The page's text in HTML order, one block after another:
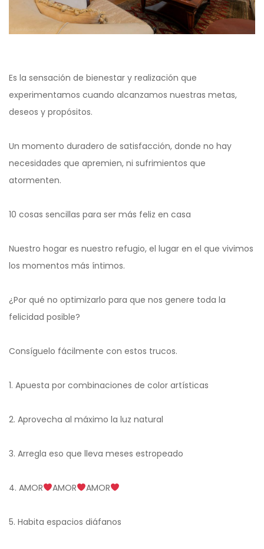
Es la sensación de bienestar y realización que
experimentamos cuando alcanzamos nuestras metas,
deseos y propósitos.
Un momento duradero de satisfacción, donde no hay
necesidades que apremien, ni sufrimientos que
atormenten.
10 cosas sencillas para ser más feliz en casa
Nuestro hogar es nuestro refugio, el lugar en el que vivimos
los momentos más íntimos.
¿Por qué no optimizarlo para que nos genere toda la
felicidad posible?
Consíguelo fácilmente con estos trucos.
1. Apuesta por combinaciones de color artísticas
2. Aprovecha al máximo la luz natural
3. Arregla eso que lleva meses estropeado
4. AMOR AMOR AMOR
5. Habita espacios diáfanos